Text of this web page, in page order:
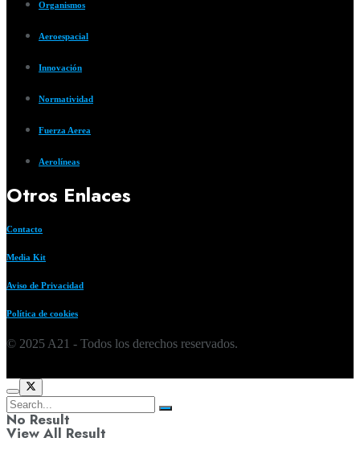
Organismos
Aeroespacial
Innovación
Normatividad
Fuerza Aerea
Aerolíneas
Otros Enlaces
Contacto
Media Kit
Aviso de Privacidad
Política de cookies
© 2025 A21 - Todos los derechos reservados.
No Result
View All Result